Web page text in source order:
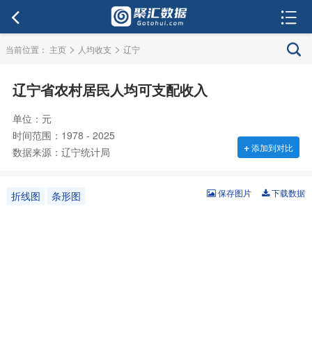
当前位置： 主页 > 人均收支 > 辽宁
辽宁省农村居民人均可支配收入
单位：元
时间范围：1978 - 2025
数据来源：辽宁统计局
+添加到对比
折线图 条形图 下载数据
保存图片